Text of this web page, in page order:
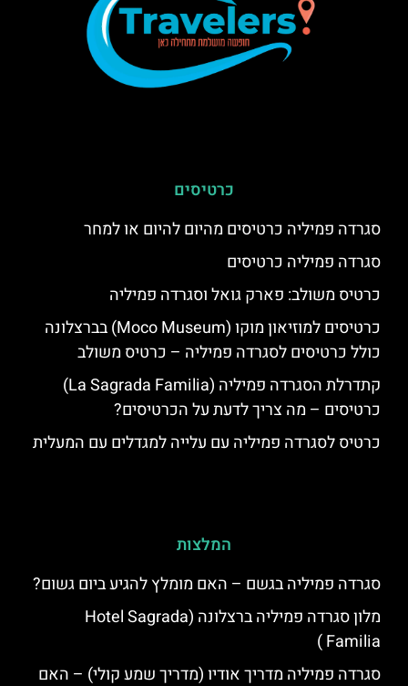
כרטיסים
סגרדה פמיליה כרטיסים מהיום להיום או למחר
סגרדה פמיליה כרטיסים
כרטיס משולב: פארק גואל וסגרדה פמיליה
כרטיסים למוזיאון מוקו (Moco Museum) בברצלונה
כולל כרטיסים לסגרדה פמיליה – כרטיס משולב
קתדרלת הסגרדה פמיליה (La Sagrada Familia)
כרטיסים – מה צריך לדעת על הכרטיסים?
כרטיס לסגרדה פמיליה עם עלייה למגדלים עם המעלית
המלצות
סגרדה פמיליה בגשם – האם מומלץ להגיע ביום גשום?
מלון סגרדה פמיליה ברצלונה (Hotel Sagrada
Familia )
סגרדה פמיליה מדריך אודיו (מדריך שמע קולי) – האם